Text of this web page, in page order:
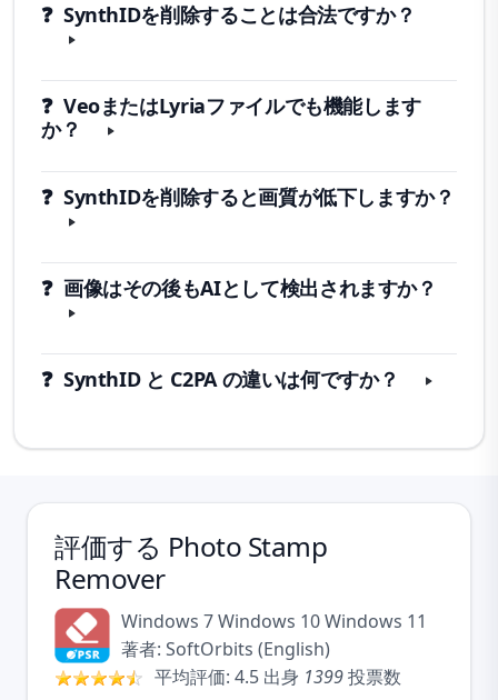
❓ SynthIDを削除することは合法ですか？
❓ VeoまたはLyriaファイルでも機能します
か？
❓ SynthIDを削除すると画質が低下しますか？
❓ 画像はその後もAIとして検出されますか？
❓ SynthID と C2PA の違いは何ですか？
評価する Photo Stamp
Remover
Windows 7Windows 10Windows 11
著者: SoftOrbits (English)
平均評価: 4.5 出身 1399投票数